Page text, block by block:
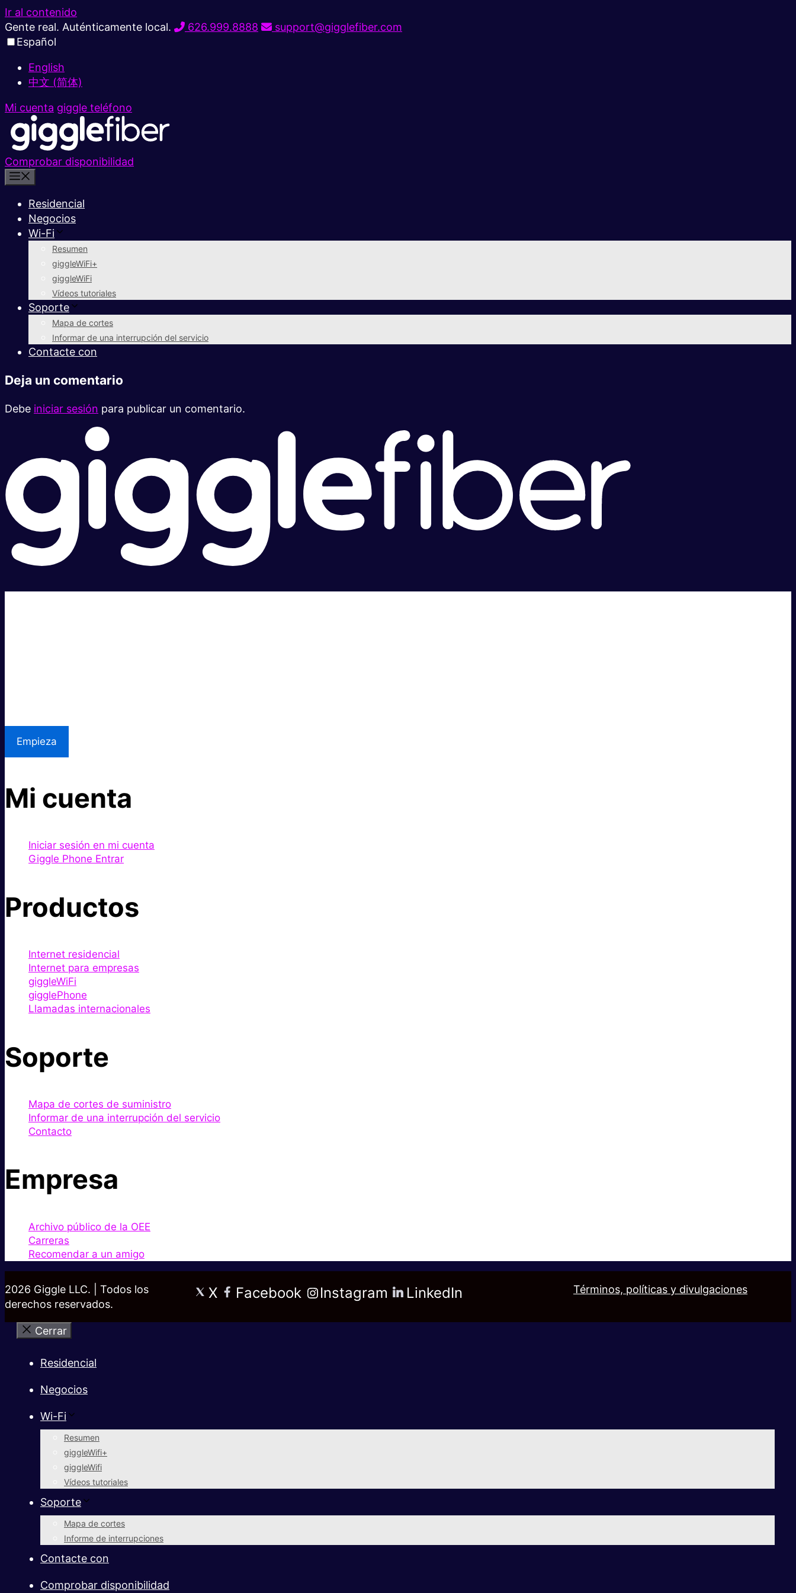
Ir al contenido
Gente real. Auténticamente local.
626.999.8888
support@gigglefiber.com
Español
English
中文 (简体)
Mi cuenta giggle teléfono
Comprobar disponibilidad
Residencial
Negocios
Wi-Fi
Resumen
giggleWiFi+
giggleWiFi
Vídeos tutoriales
Soporte
Mapa de cortes
Informar de una interrupción del servicio
Contacte con
Deja un comentario
Debe iniciar sesión para publicar un comentario.
Empieza
Mi cuenta
Iniciar sesión en mi cuenta
Giggle Phone Entrar
Productos
Internet residencial
Internet para empresas
giggleWiFi
gigglePhone
Llamadas internacionales
Soporte
Mapa de cortes de suministro
Informar de una interrupción del servicio
Contacto
Empresa
Archivo público de la OEE
Carreras
Recomendar a un amigo
2026 Giggle LLC. | Todos los
derechos reservados.
X Facebook Instagram LinkedIn Términos, políticas y divulgaciones
Cerrar
Residencial
Negocios
Wi-Fi
Resumen
giggleWifi+
giggleWifi
Vídeos tutoriales
Soporte
Mapa de cortes
Informe de interrupciones
Contacte con
Comprobar disponibilidad